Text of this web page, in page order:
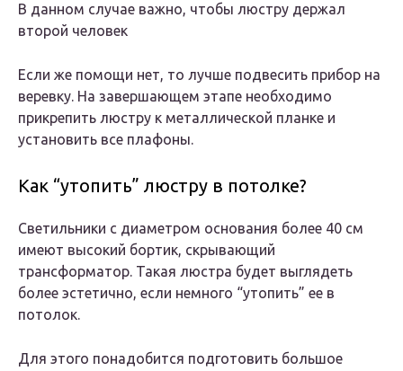
В данном случае важно, чтобы люстру держал
второй человек
Если же помощи нет, то лучше подвесить прибор на
веревку. На завершающем этапе необходимо
прикрепить люстру к металлической планке и
установить все плафоны.
Как “утопить” люстру в потолке?
Светильники с диаметром основания более 40 см
имеют высокий бортик, скрывающий
трансформатор. Такая люстра будет выглядеть
более эстетично, если немного “утопить” ее в
потолок.
Для этого понадобится подготовить большое